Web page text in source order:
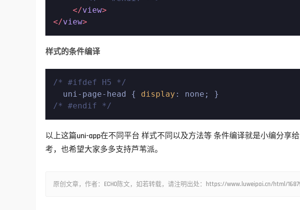
</view>
</view>
样式的条件编译
/* #ifdef H5 */
uni-page-head { display
/* #endif */
以上这篇uni-app在不同平台 样式不同以及方法等 条件编译就是小编分享
考，也希望大家多多支持芦苇派。
原创文章，作者：ECHO陈文，如若转载，请注明出处：https://www.luweipai.cn/html/